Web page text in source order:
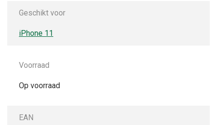
Geschikt voor
iPhone 11
Voorraad
Op voorraad
EAN